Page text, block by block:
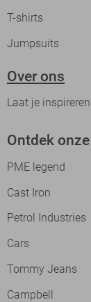
T-shirts
Jumpsuits
Over ons
Laat je inspireren
Ontdek
PME legend
Cast Iron
Petrol Industries
Cars
Tommy Jeans
Campbell